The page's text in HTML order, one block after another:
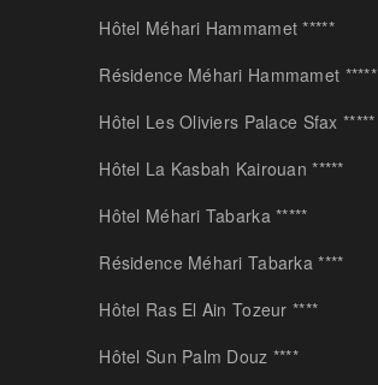
Hôtel Méhari Hammamet *****
Résidence Méhari Hammamet *****
Hôtel Les Oliviers Palace Sfax *****
Hôtel La Kasbah Kairouan *****
Hôtel Méhari Tabarka *****
Résidence Méhari Tabarka ****
Hôtel Ras El Ain Tozeur ****
Hôtel Sun Palm Douz ****